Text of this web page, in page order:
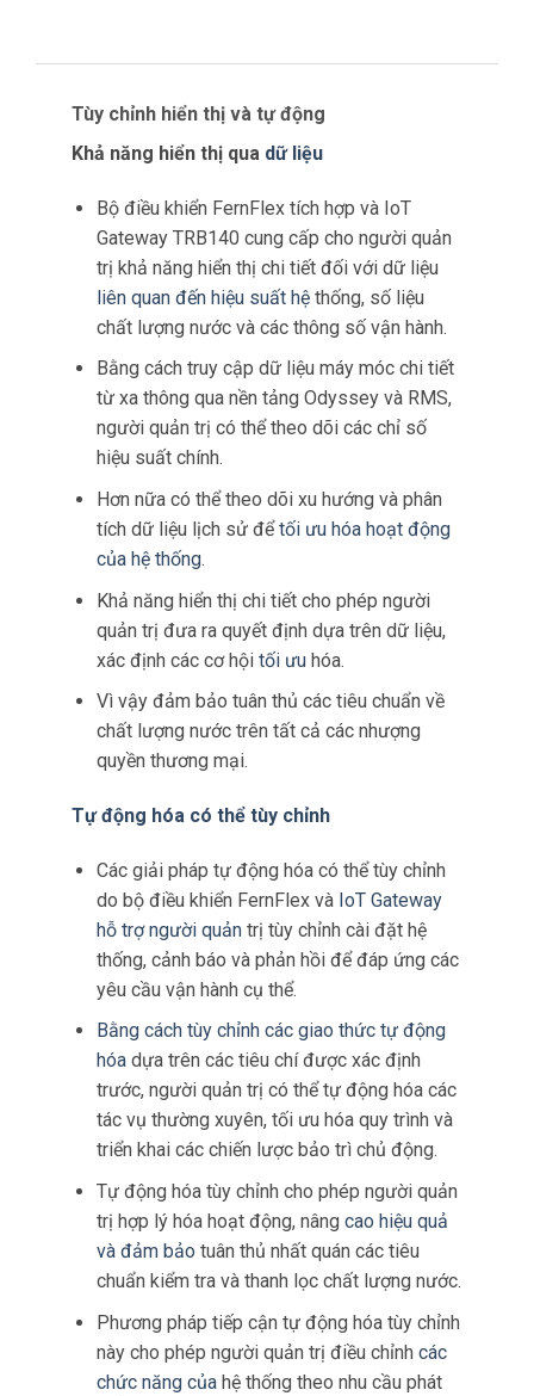
Tùy chỉnh hiển thị và tự động
Khả năng hiển thị qua dữ liệu
Bộ điều khiển FernFlex tích hợp và IoT
Gateway TRB140 cung cấp cho người quản
trị khả năng hiển thị chi tiết đối với dữ liệu
liên quan đến hiệu suất hệthống, số liệu
chất lượng nước và các thông số vận hành.
Bằng cách truy cập dữ liệu máy móc chi tiết
từ xa thông qua nền tảng Odyssey và RMS,
người quản trị có thể theo dõi các chỉ số
hiệu suất chính.
Hơn nữa có thể theo dõi xu hướng và phân
tích dữ liệu lịch sử đểtối ưu hóa hoạt động
của hệ thống.
Khả năng hiển thị chi tiết cho phép người
quản trị đưa ra quyết định dựa trên dữ liệu,
xác định các cơ hội tối ưuhóa.
Vì vậy đảm bảo tuân thủ các tiêu chuẩn về
chất lượng nước trên tất cả các nhượng
quyền thương mại.
Tự động hóa có thể tùy chỉnh
Các giải pháp tự động hóa có thể tùy chỉnh
do bộ điều khiển FernFlex và IoT Gateway
hỗ trợ người quảntrị tùy chỉnh cài đặt hệ
thống, cảnh báo và phản hồi để đáp ứng các
yêu cầu vận hành cụ thể.
Bằng cách tùy chỉnh các giao thức tự động
hóadựa trên các tiêu chí được xác định
trước, người quản trị có thể tự động hóa các
tác vụ thường xuyên, tối ưu hóa quy trình và
triển khai các chiến lược bảo trì chủ động.
Tự động hóa tùy chỉnh cho phép người quản
trị hợp lý hóa hoạt động, nâng cao hiệu quả
và đảm bảo tuân thủ nhất quán các tiêu
chuẩn kiểm tra và thanh lọc chất lượng nước.
Phương pháp tiếp cận tự động hóa tùy chỉnh
này cho phép người quản trị điều chỉnh các
chức năng củahệ thống theo nhu cầu phát